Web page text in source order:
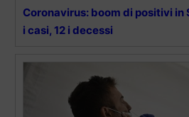
Coronavirus: boom di positivi in
i casi, 12 i decessi